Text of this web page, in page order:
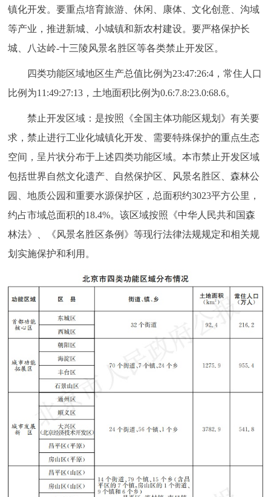
镇化开发。要重点培育旅游、休闲、康体、文化创意、沟域
等产业，推进新城、小城镇和新农村建设。要严格保护长
城、八达岭-十三陵风景名胜区等各类禁止开发区。
四类功能区域地区生产总值比例为23:47:26:4，常住人口
比例为11:49:27:13，土地面积比例为0.6:7.8:23.0:68.6。
禁止开发区域：是按照《全国主体功能区规划》有关要
求，禁止进行工业化城镇化开发、需要特殊保护的重点生态
空间，呈片状分布于上述四类功能区域。本市禁止开发区域
包括世界自然文化遗产、自然保护区、风景名胜区、森林公
园、地质公园和重要水源保护区，总面积约3023平方公里，
约占市域总面积的18.4%。该区域按照《中华人民共和国森
林法》、《风景名胜区条例》等现行法律法规规定和相关规
划实施保护和利用。